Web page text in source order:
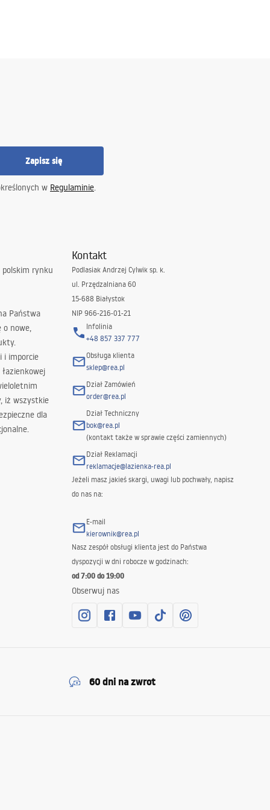
Zapisz się
w Regulaminie.
polskim rynku
Państwa
o nowe,
i imporcie
iż wszystkie
dla
Kontakt
Podlasiak Andrzej Cylwik sp. k.
ul. Przędzalniana 60
15-688 Białystok
NIP 966-216-01-21
Infolinia
+48 857 337 777
Obsługa klienta
sklep@rea.pl
Dział Zamówień
order@rea.pl
Dział Techniczny
bok@rea.pl
(kontakt także w sprawie części zamiennych)
Dział Reklamacji
reklamacje@lazienka-rea.pl
Jeżeli masz jakieś skargi, uwagi lub pochwały, napisz
do nas na:
E-mail
kierownik@rea.pl
Nasz zespół obsługi klienta jest do Państwa
dyspozycji w dni robocze w godzinach:
od 7:00 do 19:00
Obserwuj nas
60 dni na zwrot